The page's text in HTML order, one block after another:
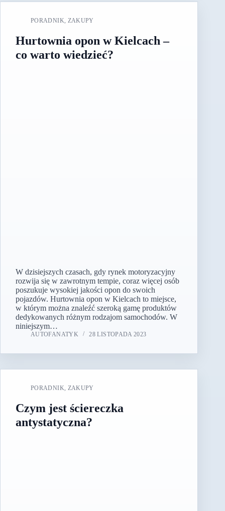
PORADNIK, ZAKUPY
Hurtownia opon w Kielcach –
co warto wiedzieć?
W dzisiejszych czasach, gdy rynek motoryzacyjny
rozwija się w zawrotnym tempie, coraz więcej osób
poszukuje wysokiej jakości opon do swoich
pojazdów. Hurtownia opon w Kielcach to miejsce,
w którym można znaleźć szeroką gamę produktów
dedykowanych różnym rodzajom samochodów. W
niniejszym…
AUTOFANATYK 28 LISTOPADA 2023
PORADNIK ZAKUPY
Czym jest ściereczka
antystatyczna?